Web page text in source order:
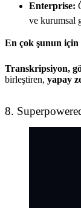
Enterprise:
ve kurumsal
En çok şunun
Transkripsiyon,
birleştiren, yapay
8.